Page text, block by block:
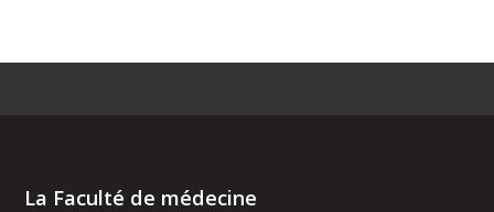
La Faculté de médecine